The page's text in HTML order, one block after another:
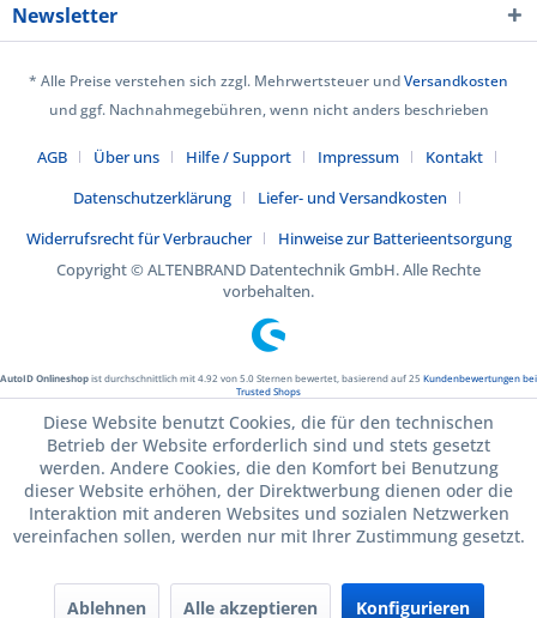
Newsletter
* Alle Preise verstehen sich zzgl. Mehrwertsteuer undVersandkosten
und ggf. Nachnahmegebühren, wenn nicht anders beschrieben
AGB Über uns Hilfe / Support Impressum
Kontakt
Datenschutzerklärung
Liefer- und Versandkosten
Widerrufsrecht für Verbraucher
Hinweise zur Batterieentsorgung
Copyright © ALTENBRAND Datentechnik GmbH. Alle Rechte
vorbehalten.
AutoID Onlineshopist durchschnittlich mit4.92 von5.0Sternen bewertet, basierend auf25 Kundenbewertungen bei
Trusted Shops
Diese Website benutzt Cookies, die für den technischen
Betrieb der Website erforderlich sind und stets gesetzt
werden. Andere Cookies, die den Komfort bei Benutzung
dieser Website erhöhen, der Direktwerbung dienen oder die
Interaktion mit anderen Websites und sozialen Netzwerken
vereinfachen sollen, werden nur mit Ihrer Zustimmung gesetzt.
Ablehnen Alle akzeptieren Konfigurieren